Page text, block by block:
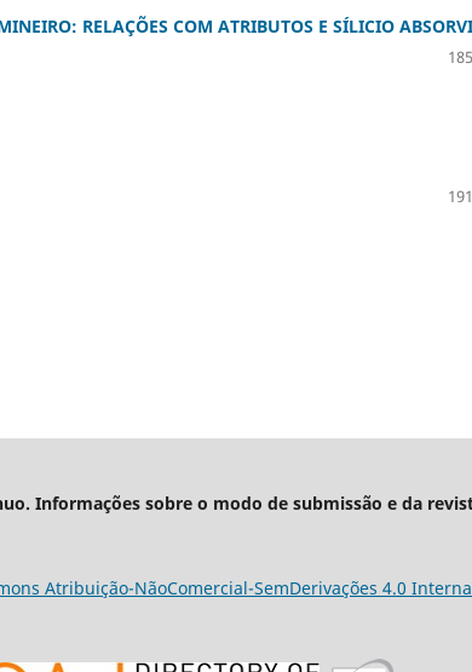
RELAÇÕES COM ATRIBUTOS E SÍLICIO
Informações sobre o modo de submissão e da
Atribuição-NãoComercial-SemDerivações 4.0